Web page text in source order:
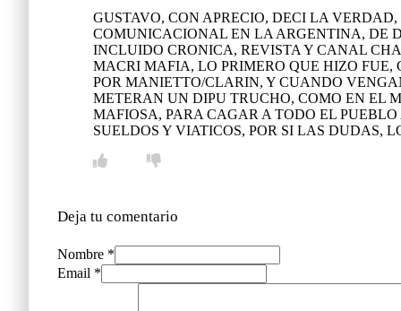
GUSTAVO, CON APRECIO, DECI LA
COMUNICACIONAL EN LA ARGENTINA, DE
INCLUIDO CRONICA, REVISTA Y CANAL
MACRI MAFIA, LO PRIMERO QUE HIZO
POR MANIETTO/CLARIN, Y CUANDO
METERAN UN DIPU TRUCHO, COMO EN EL
MAFIOSA, PARA CAGAR A TODO EL
SUELDOS Y VIATICOS, POR SI LAS DUDAS,
Deja tu comentario
Nombre *
Email *